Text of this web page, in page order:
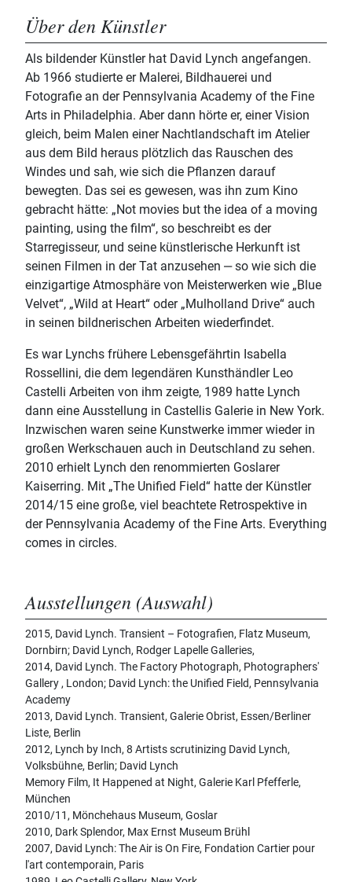
Über den Künstler
Als bildender Künstler hat David Lynch angefangen.
Ab 1966 studierte er Malerei, Bildhauerei und
Fotografie an der Pennsylvania Academy of the Fine
Arts in Philadelphia. Aber dann hörte er, einer Vision
gleich, beim Malen einer Nachtlandschaft im Atelier
aus dem Bild heraus plötzlich das Rauschen des
Windes und sah, wie sich die Pflanzen darauf
bewegten. Das sei es gewesen, was ihn zum Kino
gebracht hätte: „Not movies but the idea of a moving
painting, using the film“, so beschreibt es der
Starregisseur, und seine künstlerische Herkunft ist
seinen Filmen in der Tat anzusehen ‒ so wie sich die
einzigartige Atmosphäre von Meisterwerken wie „Blue
Velvet“, „Wild at Heart“ oder „Mulholland Drive“ auch
in seinen bildnerischen Arbeiten wiederfindet.
Es war Lynchs frühere Lebensgefährtin Isabella
Rossellini, die dem legendären Kunsthändler Leo
Castelli Arbeiten von ihm zeigte, 1989 hatte Lynch
dann eine Ausstellung in Castellis Galerie in New York.
Inzwischen waren seine Kunstwerke immer wieder in
großen Werkschauen auch in Deutschland zu sehen.
2010 erhielt Lynch den renommierten Goslarer
Kaiserring. Mit „The Unified Field“ hatte der Künstler
2014/15 eine große, viel beachtete Retrospektive in
der Pennsylvania Academy of the Fine Arts. Everything
comes in circles.
Ausstellungen (Auswahl)
2015, David Lynch. Transient – Fotografien, Flatz Museum,
Dornbirn; David Lynch, Rodger Lapelle Galleries,
2014, David Lynch. The Factory Photograph, Photographers'
Gallery , London; David Lynch: the Unified Field, Pennsylvania
Academy
2013, David Lynch. Transient, Galerie Obrist, Essen/Berliner
Liste, Berlin
2012, Lynch by Inch, 8 Artists scrutinizing David Lynch,
Volksbühne, Berlin; David Lynch
Memory Film, It Happened at Night, Galerie Karl Pfefferle,
München
2010/11, Mönchehaus Museum, Goslar
2010, Dark Splendor, Max Ernst Museum Brühl
2007, David Lynch: The Air is On Fire, Fondation Cartier pour
l'art contemporain, Paris